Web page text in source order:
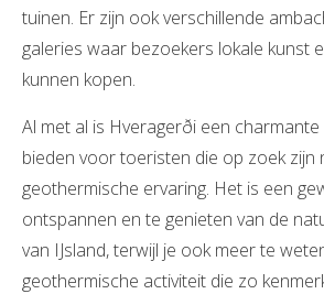
tuinen. Er zijn ook verschillende
galeries waar bezoekers lokale kunst
kunnen kopen.
Al met al is Hveragerði een
bieden voor toeristen die op zoek zijn
geothermische ervaring. Het is een
ontspannen en te genieten van de
van IJsland, terwijl je ook meer te
geothermische activiteit die zo